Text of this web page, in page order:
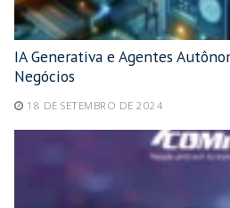
IA Generativa e Agentes
Negócios
18 DE SETEMBRO DE 2024